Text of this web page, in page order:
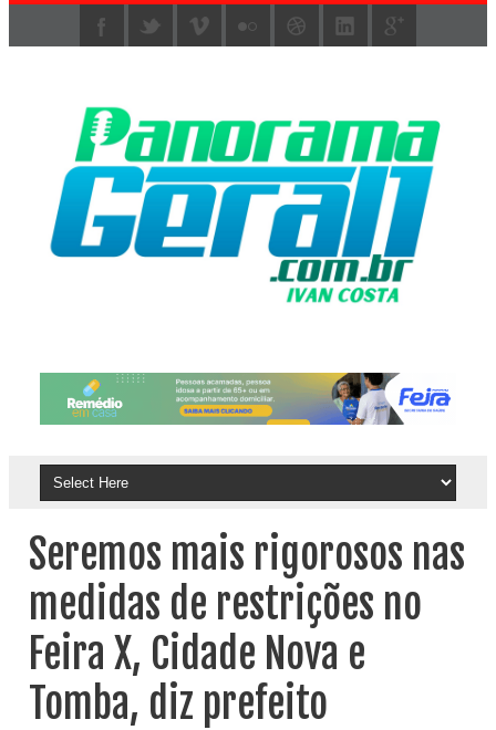
Seremos mais rigorosos nas
medidas de restrições no
Feira X, Cidade Nova e
Tomba, diz prefeito